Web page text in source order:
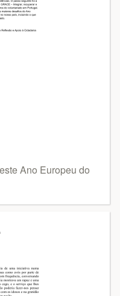
Ano Europeu do